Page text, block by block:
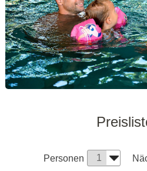
Personen